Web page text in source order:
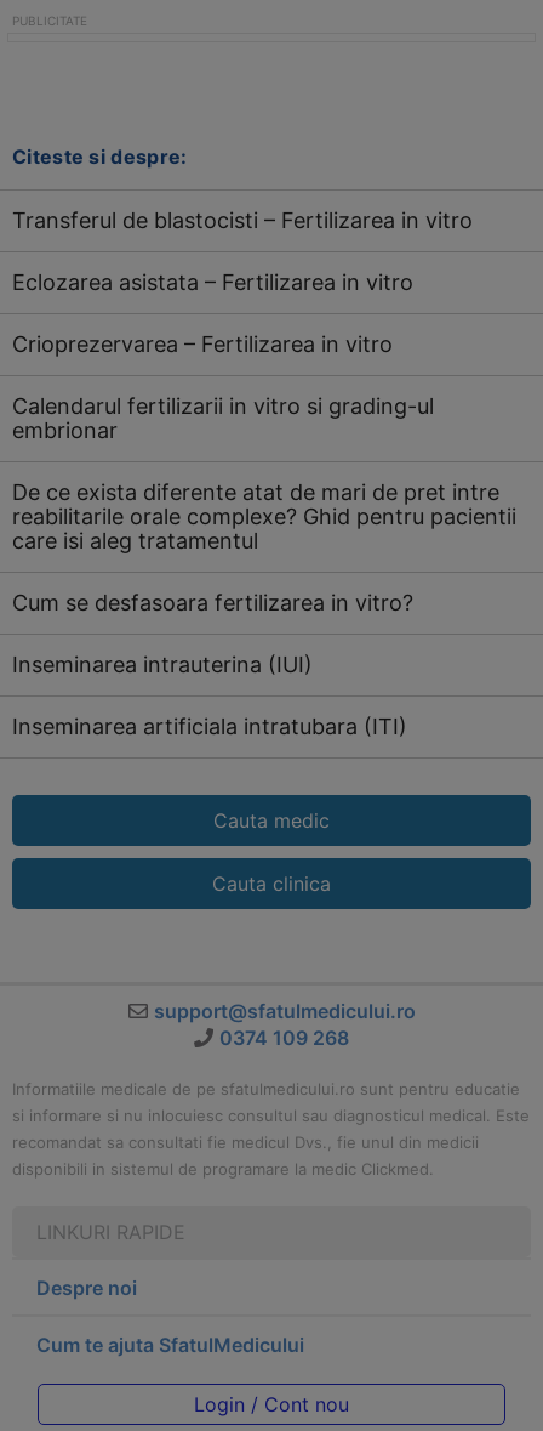
Citeste si despre:
Transferul de blastocisti – Fertilizarea in vitro
Eclozarea asistata – Fertilizarea in vitro
Crioprezervarea – Fertilizarea in vitro
Calendarul fertilizarii in vitro si grading-ul
embrionar
De ce exista diferente atat de mari de pret intre
reabilitarile orale complexe? Ghid pentru pacientii
care isi aleg tratamentul
Cum se desfasoara fertilizarea in vitro?
Inseminarea intrauterina (IUI)
Inseminarea artificiala intratubara (ITI)
Cauta medic
Cauta clinica
support@sfatulmedicului.ro
0374 109 268
Informatiile medicale de pe sfatulmedicului.ro sunt pentru educatie
si informare si nu inlocuiesc consultul sau diagnosticul medical. Este
recomandat sa consultati fie medicul Dvs., fie unul din medicii
disponibili in sistemul de programare la medic Clickmed.
LINKURI RAPIDE
Despre noi
Cum te ajuta SfatulMedicului
Login / Cont nou